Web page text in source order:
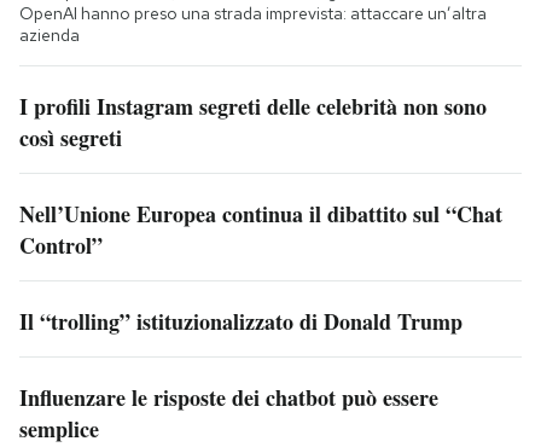
OpenAI hanno preso una strada imprevista: attaccare un’altra
azienda
I profili Instagram segreti delle celebrità non sono
così segreti
Nell’Unione Europea continua il dibattito sul “Chat
Control”
Il “trolling” istituzionalizzato di Donald Trump
Influenzare le risposte dei chatbot può essere
semplice